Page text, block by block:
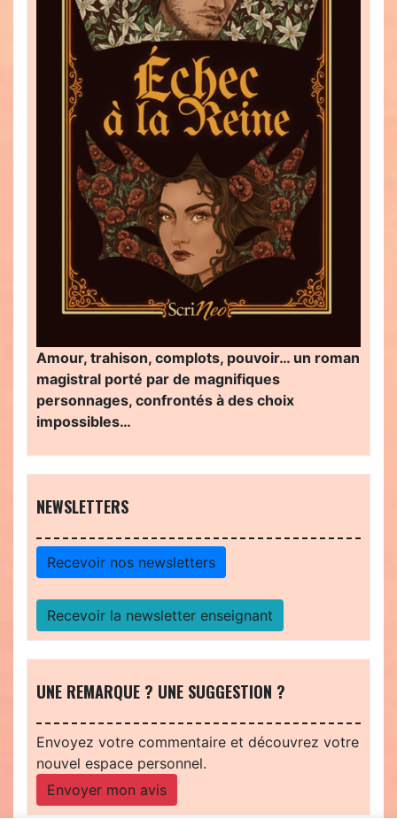
Amour, trahison, complots, pouvoir… un roman
magistral porté par de magnifiques
personnages, confrontés à des choix
impossibles…
NEWSLETTERS
Recevoir nos newsletters
Recevoir la newsletter enseignant
UNE REMARQUE ? UNE SUGGESTION ?
Envoyez votre commentaire et découvrez votre
nouvel espace personnel.
Envoyer mon avis